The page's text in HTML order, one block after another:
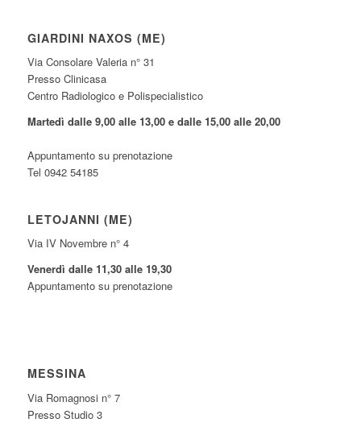
GIARDINI NAXOS (ME)
Via Consolare Valeria n° 31
Presso Clinicasa
Centro Radiologico e Polispecialistico
Martedì dalle 9,00 alle 13,00 e dalle 15,00 alle 20,00
Appuntamento su prenotazione
Tel 0942 54185
LETOJANNI (ME)
Via IV Novembre n° 4
Venerdì dalle 11,30 alle 19,30
Appuntamento su prenotazione
MESSINA
Via Romagnosi n° 7
Presso Studio 3